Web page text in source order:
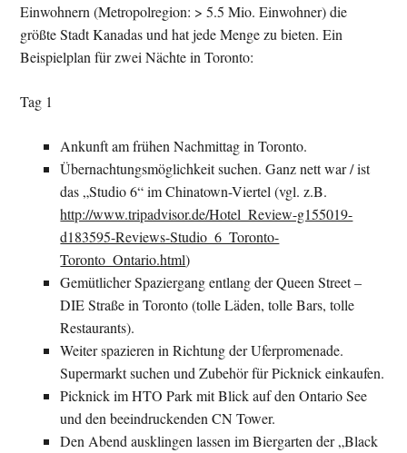
Einwohnern (Metropolregion: > 5.5 Mio. Einwohner) die
größte Stadt Kanadas und hat jede Menge zu bieten. Ein
Beispielplan für zwei Nächte in Toronto:
Tag 1
Ankunft am frühen Nachmittag in Toronto.
Übernachtungsmöglichkeit suchen. Ganz nett war / ist
das „Studio 6“ im Chinatown-Viertel (vgl. z.B.
http://www.tripadvisor.de/Hotel_Review-g155019-
d183595-Reviews-Studio_6_Toronto-
Toronto_Ontario.html)
Gemütlicher Spaziergang entlang der Queen Street –
DIE Straße in Toronto (tolle Läden, tolle Bars, tolle
Restaurants).
Weiter spazieren in Richtung der Uferpromenade.
Supermarkt suchen und Zubehör für Picknick einkaufen.
Picknick im HTO Park mit Blick auf den Ontario See
und den beeindruckenden CN Tower.
Den Abend ausklingen lassen im Biergarten der „Black